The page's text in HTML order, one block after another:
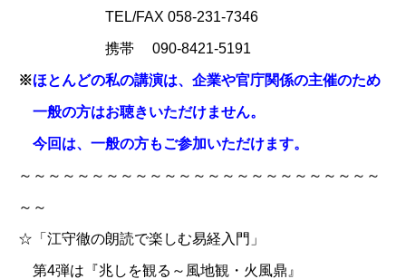
TEL/FAX 058-231-7346
携帯 090-8421-5191
※ほとんどの私の講演は、企業や官庁関係の主催のため
一般の方はお聴きいただけません。
今回は、一般の方もご参加いただけます。
～～～～～～～～～～～～～～～～～～～～～～～～～
～～
☆「江守徹の朗読で楽しむ易経入門」
第4弾は『兆しを観る～風地観・火風鼎』